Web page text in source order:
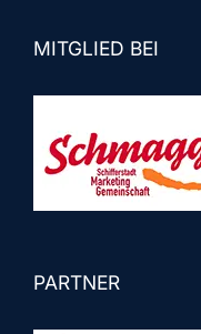
MITGLIED BEI
PARTNER